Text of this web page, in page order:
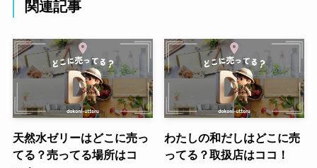
関連記事
天然水ゼリーはどこに売っ
てる？売ってる場所はコ
わたしの和だしはどこに売
ってる？取扱店はココ！